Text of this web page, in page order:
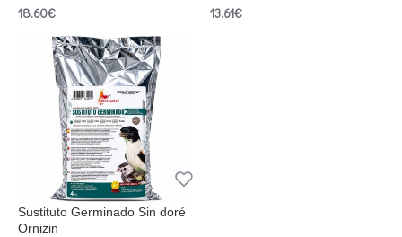
18.60€ 13.61€
Sustituto Germinado Sin doré
Ornizin